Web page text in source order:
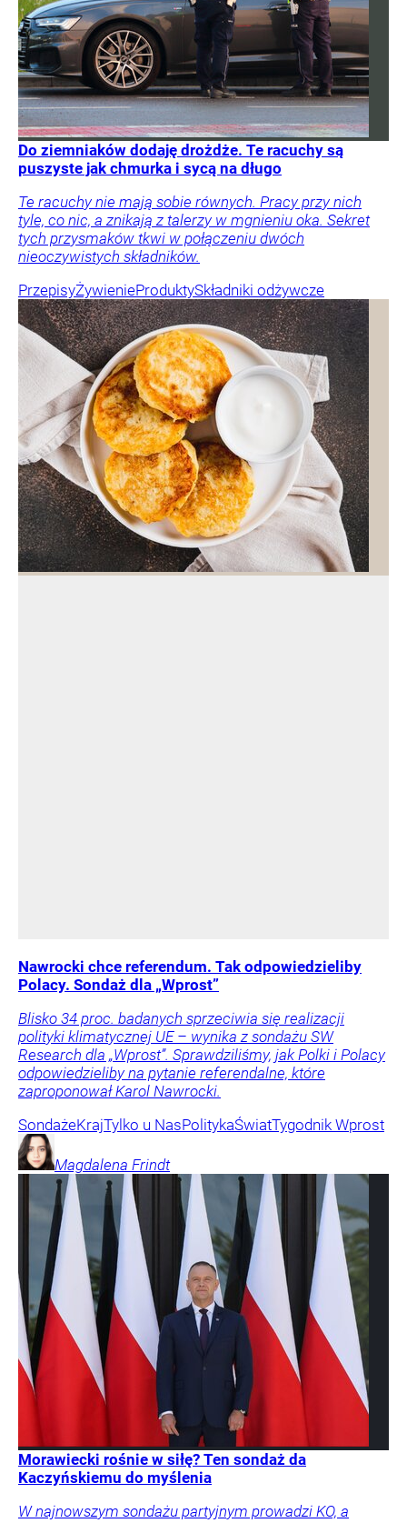
Do ziemniaków dodaję drożdże. Te racuchy są
puszyste jak chmurka i sycą na długo
Te racuchy nie mają sobie równych. Pracy przy nich
tyle, co nic, a znikają z talerzy w mgnieniu oka. Sekret
tych przysmaków tkwi w połączeniu dwóch
nieoczywistych składników.
PrzepisyŻywienieProduktySkładniki odżywcze
Nawrocki chce referendum. Tak odpowiedzieliby
Polacy. Sondaż dla „Wprost”
Blisko 34 proc. badanych sprzeciwia się realizacji
polityki klimatycznej UE – wynika z sondażu SW
Research dla „Wprost”. Sprawdziliśmy, jak Polki i Polacy
odpowiedzieliby na pytanie referendalne, które
zaproponował Karol Nawrocki.
SondażeKrajTylko u NasPolitykaŚwiatTygodnik Wprost
Magdalena Frindt
Morawiecki rośnie w siłę? Ten sondaż da
Kaczyńskiemu do myślenia
W najnowszym sondażu partyjnym prowadzi KO, a